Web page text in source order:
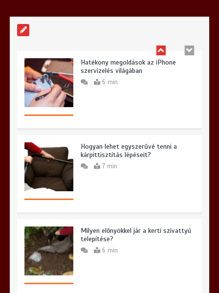
Hatékony megoldások az iPhone
szervizelés világában
6 min
Hogyan lehet egyszerűvé tenni a
kárpittisztítás lépéseit?
7 min
Milyen előnyökkel jár a kerti szivattyú
telepítése?
6 min